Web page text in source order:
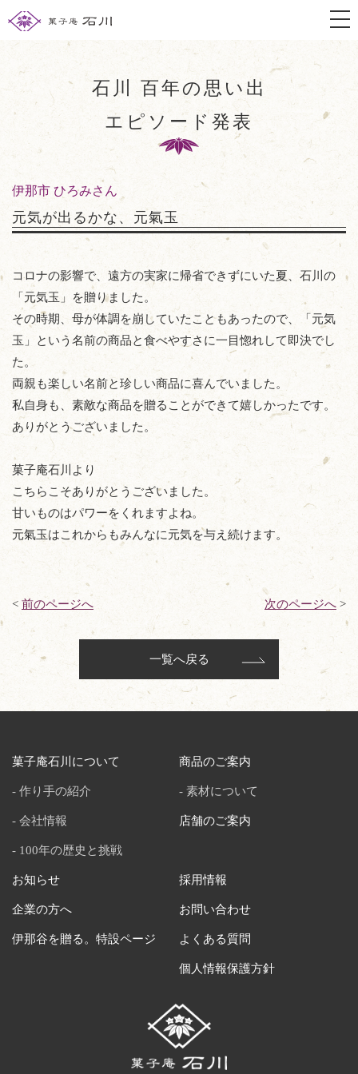
石川 百年の思い出
エピソード発表
伊那市 ひろみさん
元気が出るかな、元氣玉
コロナの影響で、遠方の実家に帰省できずにいた夏、石川の
「元気玉」を贈りました。
その時期、母が体調を崩していたこともあったので、「元気
玉」という名前の商品と食べやすさに一目惚れして即決でし
た。
両親も楽しい名前と珍しい商品に喜んでいました。
私自身も、素敵な商品を贈ることができて嬉しかったです。
ありがとうございました。
菓子庵石川より
こちらこそありがとうございました。
甘いものはパワーをくれますよね。
元氣玉はこれからもみんなに元気を与え続けます。
< 前のページへ 次のページへ >
一覧へ戻る
菓子庵石川について
作り手の紹介
会社情報
100年の歴史と挑戦
商品のご案内
素材について
店舗のご案内
お知らせ
企業の方へ
伊那谷を贈る。特設ページ
採用情報
お問い合わせ
よくある質問
個人情報保護方針